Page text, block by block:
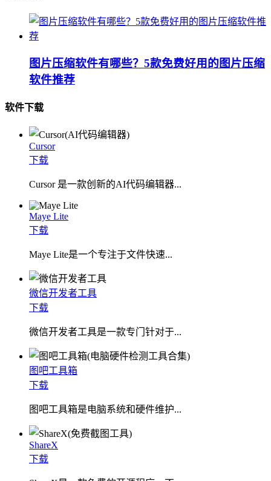
图片压缩软件有哪些？5款免费好用的图片压缩
软件推荐
软件下载
Cursor
下载
Cursor 是一款创新的AI代码编辑器...
Maye Lite
下载
​Maye Lite是一个专注于文件快速...
微信开发者工具
下载
微信开发者工具是一款专门针对于...
图吧工具箱
下载
图吧工具箱是电脑系统和硬件维护...
ShareX
下载